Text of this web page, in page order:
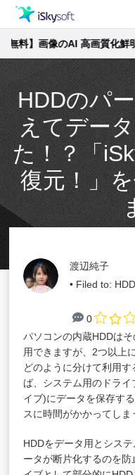
製品
Utility
製品活用事例
ストア
サポート
画像のAI 高画質化鮮明化&
HDDのパ
えてデー
た！？「
復元！」
渡辺純子
• Filed to:
0
パソコンの内蔵HDDは
用できますが、2つ以上
どのように分けて利用
ば、システム用のドラ
イブ)にデータを保存す
スに時間がかかってしま
HDDをデータ用とシス
ータが断片化するのを